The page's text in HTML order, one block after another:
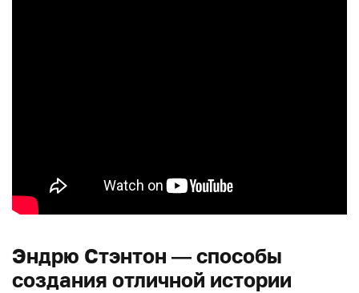
Эндрю Стэнтон — способы
создания отличной истории